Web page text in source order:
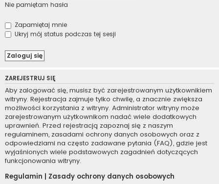
Nie pamiętam hasła
Zapamiętaj mnie
Ukryj mój status podczas tej sesji
ZAREJESTRUJ SIĘ
Aby zalogować się, musisz być zarejestrowanym użytkownikiem
witryny. Rejestracja zajmuje tylko chwilę, a znacznie zwiększa
możliwości korzystania z witryny. Administrator witryny może
zarejestrowanym użytkownikom nadać wiele dodatkowych
uprawnień. Przed rejestracją zapoznaj się z naszym
regulaminem, zasadami ochrony danych osobowych oraz z
odpowiedziami na często zadawane pytania (FAQ), gdzie jest
wyjaśnionych wiele podstawowych zagadnień dotyczących
funkcjonowania witryny.
Regulamin | Zasady ochrony danych osobowych